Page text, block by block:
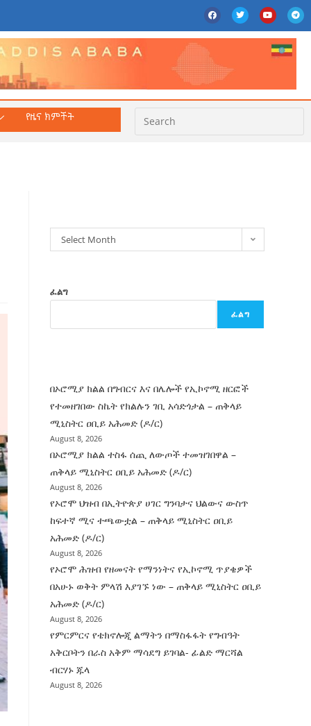
የዜና ክምችት
Select Month
ፈልግ
ፈልግ
በኦሮሚያ ክልል በግብርና እና በሌሎች የኢኮኖሚ ዘርፎች
የተመዘገበው ስኬት የክልሉን ገቢ አሳድጎታል – ጠቅላይ
ሚኒስትር ዐቢይ አሕመድ (ዶ/ር)
August 8, 2026
በኦሮሚያ ክልል ተስፋ ሰጪ ለውጦች ተመዝገበዋል –
ጠቅላይ ሚኒስትር ዐቢይ አሕመድ (ዶ/ር)
August 8, 2026
የኦሮሞ ህዝብ በኢትዮጵያ ሀገር ግንባታና ህልውና ውስጥ
ከፍተኛ ሚና ተጫውቷል – ጠቅላይ ሚኒስትር ዐቢይ
አሕመድ (ዶ/ር)
August 8, 2026
የኦሮሞ ሕዝብ የዘመናት የማንነትና የኢኮኖሚ ጥያቄዎች
በአሁኑ ወቅት ምላሽ እያገኙ ነው – ጠቅላይ ሚኒስትር ዐቢይ
አሕመድ (ዶ/ር)
August 8, 2026
የምርምርና የቴክኖሎጂ ልማትን በማስፋፋት የግብዓት
አቅርቦትን በራስ አቅም ማሳደግ ይገባል- ፊልድ ማርሻል
ብርሃኑ ጁላ
August 8, 2026